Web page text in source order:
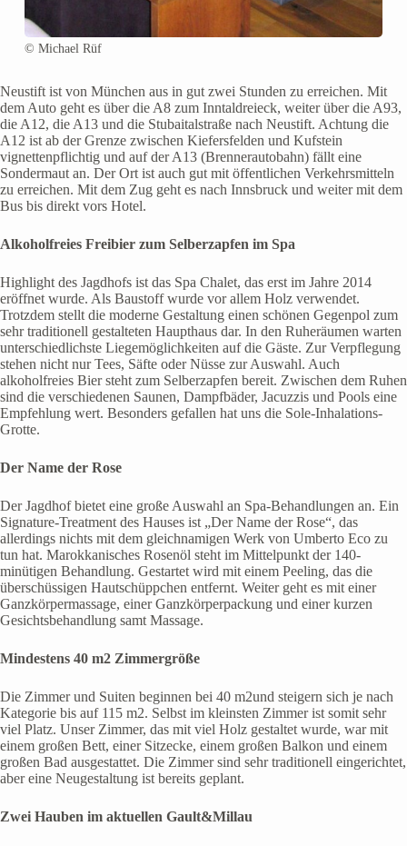
© Michael Rüf
Neustift ist von München aus in gut zwei Stunden zu erreichen. Mit
dem Auto geht es über die A8 zum Inntaldreieck, weiter über die A93,
die A12, die A13 und die Stubaitalstraße nach Neustift. Achtung die
A12 ist ab der Grenze zwischen Kiefersfelden und Kufstein
vignettenpflichtig und auf der A13 (Brennerautobahn) fällt eine
Sondermaut an. Der Ort ist auch gut mit öffentlichen Verkehrsmitteln
zu erreichen. Mit dem Zug geht es nach Innsbruck und weiter mit dem
Bus bis direkt vors Hotel.
Alkoholfreies Freibier zum Selberzapfen im Spa
Highlight des Jagdhofs ist das Spa Chalet, das erst im Jahre 2014
eröffnet wurde. Als Baustoff wurde vor allem Holz verwendet.
Trotzdem stellt die moderne Gestaltung einen schönen Gegenpol zum
sehr traditionell gestalteten Haupthaus dar. In den Ruheräumen warten
unterschiedlichste Liegemöglichkeiten auf die Gäste. Zur Verpflegung
stehen nicht nur Tees, Säfte oder Nüsse zur Auswahl. Auch
alkoholfreies Bier steht zum Selberzapfen bereit. Zwischen dem Ruhen
sind die verschiedenen Saunen, Dampfbäder, Jacuzzis und Pools eine
Empfehlung wert. Besonders gefallen hat uns die Sole-Inhalations-
Grotte.
Der Name der Rose
Der Jagdhof bietet eine große Auswahl an Spa-Behandlungen an. Ein
Signature-Treatment des Hauses ist „Der Name der Rose“, das
allerdings nichts mit dem gleichnamigen Werk von Umberto Eco zu
tun hat. Marokkanisches Rosenöl steht im Mittelpunkt der 140-
minütigen Behandlung. Gestartet wird mit einem Peeling, das die
überschüssigen Hautschüppchen entfernt. Weiter geht es mit einer
Ganzkörpermassage, einer Ganzkörperpackung und einer kurzen
Gesichtsbehandlung samt Massage.
Mindestens 40 m2 Zimmergröße
Die Zimmer und Suiten beginnen bei 40 m2und steigern sich je nach
Kategorie bis auf 115 m2. Selbst im kleinsten Zimmer ist somit sehr
viel Platz. Unser Zimmer, das mit viel Holz gestaltet wurde, war mit
einem großen Bett, einer Sitzecke, einem großen Balkon und einem
großen Bad ausgestattet. Die Zimmer sind sehr traditionell eingerichtet,
aber eine Neugestaltung ist bereits geplant.
Zwei Hauben im aktuellen Gault&Millau